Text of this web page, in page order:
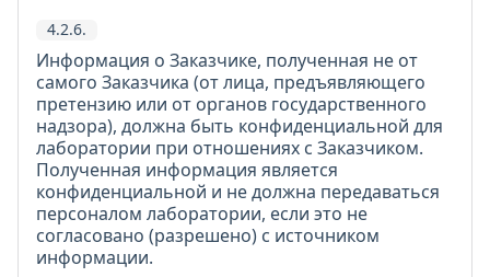
4.2.6.
Информация о Заказчике, полученная не от
самого Заказчика (от лица, предъявляющего
претензию или от органов государственного
надзора), должна быть конфиденциальной для
лаборатории при отношениях с Заказчиком.
Полученная информация является
конфиденциальной и не должна передаваться
персоналом лаборатории, если это не
согласовано (разрешено) с источником
информации.